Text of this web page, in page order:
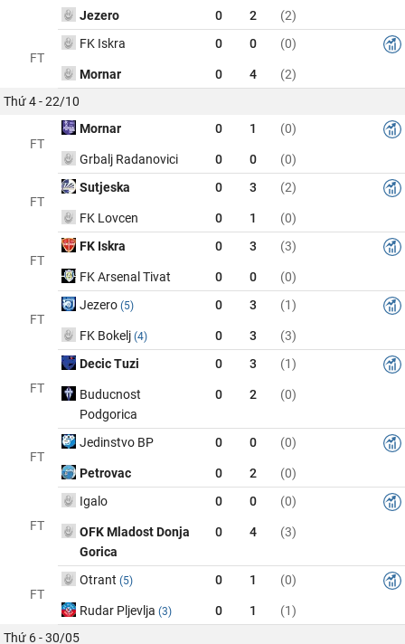
Jezero 0 2 (2)
FT
FK Iskra 0 0 (0)
Mornar 0 4
(2)
Thứ 4 - 22/10
FT
Mornar 0 1 (0)
Grbalj Radanovici 0 0 (0)
FT
Sutjeska 0 3 (2)
FK Lovcen 0 1 (0)
FT
FK Iskra 0 3 (3)
FK Arsenal Tivat 0 0 (0)
FT
Jezero (5) 0 3 (1)
FK Bokelj (4) 0 3 (3)
FT
Decic Tuzi 0 3 (1)
Buducnost
Podgorica
0 2 (0)
FT
Jedinstvo BP 0 0 (0)
Petrovac 0 2 (0)
FT
Igalo 0 0 (0)
OFK Mladost Donja
Gorica
0 4 (3)
FT
Otrant (5) 0 1 (0)
Rudar Pljevlja (3) 0 1
(1)
Thứ 6 - 30/05